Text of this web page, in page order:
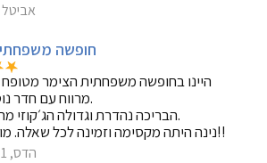
אביטל
חופשה
היינו בחופשה משפחתית הצימר מטופח
מרווח עם חדר נוסף לילדים.
הבריכה נהדרת וגדולה הג׳קוזי מחומם ונעים.
נינה היתה מקסימה וזמינה לכל שאלה. מומלץ מאוד!!
הדס, 27/8/2021